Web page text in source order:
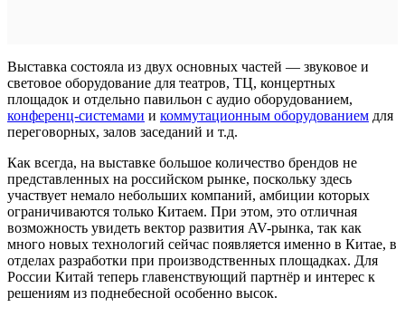
Выставка состояла из двух основных частей — звуковое и
световое оборудование для театров, ТЦ, концертных
площадок и отдельно павильон с аудио оборудованием,
конференц-системами и коммутационным оборудованием для
переговорных, залов заседаний и т.д.
Как всегда, на выставке большое количество брендов не
представленных на российском рынке, поскольку здесь
участвует немало небольших компаний, амбиции которых
ограничиваются только Китаем. При этом, это отличная
возможность увидеть вектор развития AV-рынка, так как
много новых технологий сейчас появляется именно в Китае, в
отделах разработки при производственных площадках. Для
России Китай теперь главенствующий партнёр и интерес к
решениям из поднебесной особенно высок.